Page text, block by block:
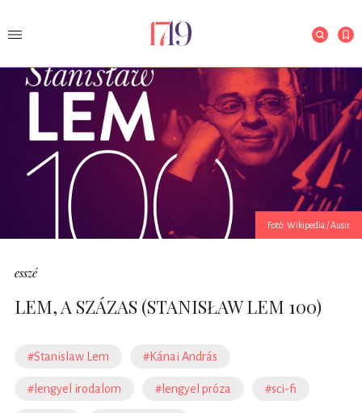
Fotó: Wikipedia / Ausir
esszé
LEM, A SZÁZAS (STANISŁAW LEM 100)
#Stanislaw Lem #Kánai András
#lengyel irodalom #lengyel próza #sci-fi